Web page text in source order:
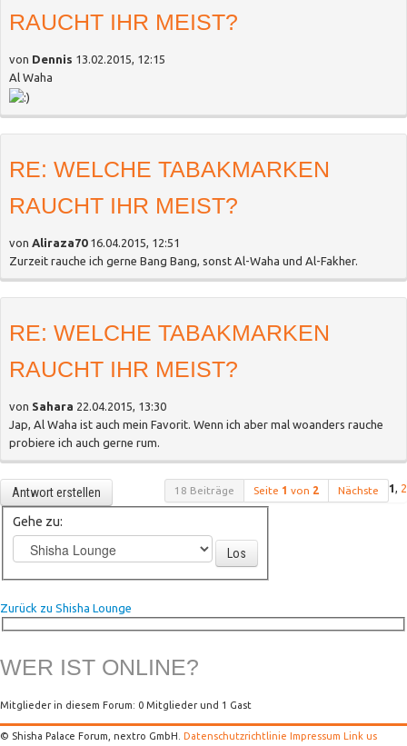
RAUCHT IHR MEIST?
von Dennis 13.02.2015, 12:15
Al Waha
RE: WELCHE TABAKMARKEN
RAUCHT IHR MEIST?
von Aliraza70 16.04.2015, 12:51
Zurzeit rauche ich gerne Bang Bang, sonst Al-Waha und Al-Fakher.
RE: WELCHE TABAKMARKEN
RAUCHT IHR MEIST?
von Sahara 22.04.2015, 13:30
Jap, Al Waha ist auch mein Favorit. Wenn ich aber mal woanders rauche
probiere ich auch gerne rum.
Antwort erstellen 18 Beiträge Seite 1 von 2 1, 2
Nächste
Gehe zu:
Los
Zurück zu Shisha Lounge
WER IST ONLINE?
Mitglieder in diesem Forum: 0 Mitglieder und 1 Gast
© Shisha Palace Forum, nextro GmbH. Datenschutzrichtlinie Impressum Link us